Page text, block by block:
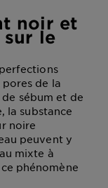
noir et
le
de la
sébum et de
la substance
noire
peuvent y
mixte à
phénomène